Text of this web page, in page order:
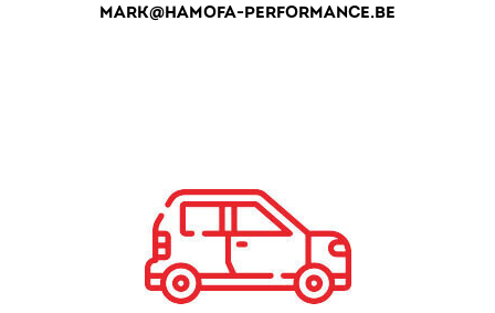
MARK@HAMOFA-PERFORMANCE.BE